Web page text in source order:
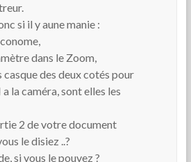
si il y aune manie :
dans le Zoom,
casque des deux cotés pour
la caméra, sont elles les
2 de votre document
le disiez ..?
si vous le pouvez ?